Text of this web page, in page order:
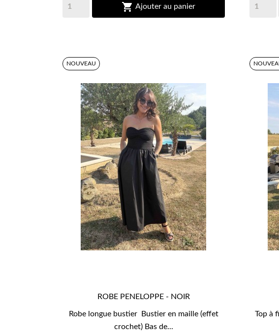
 Ajouter au panier
NOUVEAU
ROBE PENELOPPE - NOIR
Robe longue bustier Bustier en maille (effet
crochet) Bas de...
Top à